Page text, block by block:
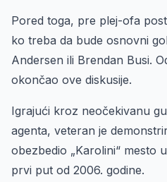
Pored toga, pre plej-ofa
ko treba da bude osnovni
Andersen ili Brendan Busi.
okončao ove diskusije.
Igrajući kroz neočekivanu
agenta, veteran je
obezbedio „Karolini“ mesto
prvi put od 2006. godine.